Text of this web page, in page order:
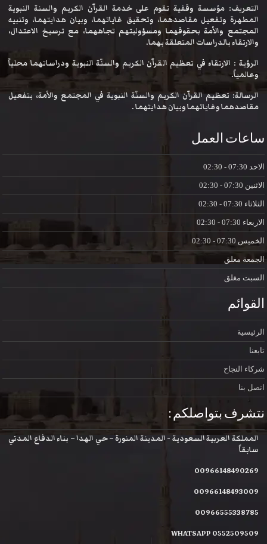
التعريف: مؤسسة وقفية تقوم على خدمة القرآن الكريم والسنة النبوية
المطهرة وتفعيل مقاصدهما، وتحقيق غاياتهما، وبيان هدايتهما، وتنبيه
المجتمع والأمة بحقوقهما ومسؤوليتهم تجاههما، مع ترسيخ الاعتدال،
والارتقاء بالدراسات المتعلقة بهما.
الرؤية : الارتقاء في تعظيم القرآن الكريم والسنّة النبوية ودراساتهما محلياً
وعالمياً.
الرسالة: تعظيم القرآن الكريم والسنّة النبوية في المجتمع والأمة، بتفعيل
مقاصدهما وغاياتهما وبيان هدايتهما .
ساعات العمل
الاحد
الاثنين
الثلاثاء
الاربعاء
الخميس
الجمعة مغلق
السبت مغلق
القوائم
الرئيسية
تابعنا
شركاء النجاح
اتصل بنا
نتشرف بتواصلكم :
المملكة العربية السعودية - المدينة المنورة – حي الهدا – بناء الدفاع المدني
سابقاً
00966148490269
00966148493009
00966555338785
WHATSAPP 0552509509